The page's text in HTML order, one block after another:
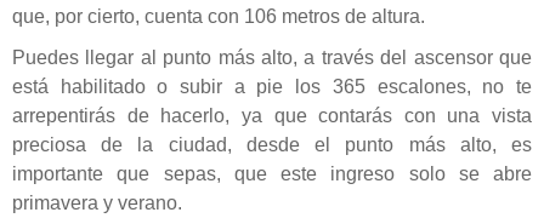
que, por cierto, cuenta con 106 metros de altura.
Puedes llegar al punto más alto, a través del ascensor que
está habilitado o subir a pie los 365 escalones, no te
arrepentirás de hacerlo, ya que contarás con una vista
preciosa de la ciudad, desde el punto más alto, es
importante que sepas, que este ingreso solo se abre
primavera y verano.